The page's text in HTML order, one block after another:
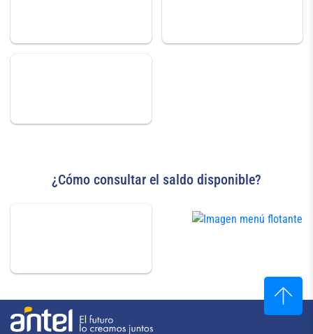
¿Cómo consultar el saldo disponible?